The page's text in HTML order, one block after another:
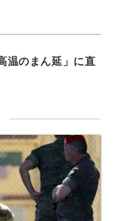
温のまん延」に直